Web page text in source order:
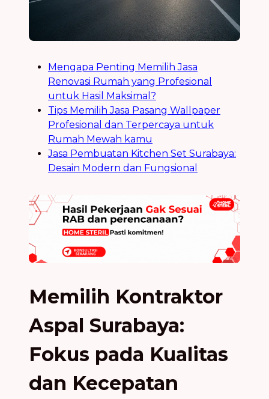
Mengapa Penting Memilih Jasa
Renovasi Rumah yang Profesional
untuk Hasil Maksimal?
Tips Memilih Jasa Pasang Wallpaper
Profesional dan Terpercaya untuk
Rumah Mewah kamu
Jasa Pembuatan Kitchen Set Surabaya:
Desain Modern dan Fungsional
Memilih Kontraktor
Aspal Surabaya:
Fokus pada Kualitas
dan Kecepatan